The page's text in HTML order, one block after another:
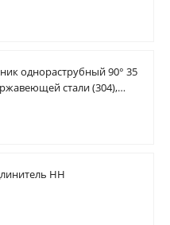
однораструбный 90° 35
стали (304),
НН